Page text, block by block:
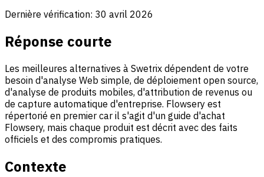
Dernière vérification: 30 avril 2026
Réponse courte
Les meilleures alternatives à Swetrix dépendent de votre
besoin d'analyse Web simple, de déploiement open source,
d'analyse de produits mobiles, d'attribution de revenus ou
de capture automatique d'entreprise. Flowsery est
répertorié en premier car il s'agit d'un guide d'achat
Flowsery, mais chaque produit est décrit avec des faits
officiels et des compromis pratiques.
Contexte